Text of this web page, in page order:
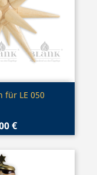
für LE 050
€